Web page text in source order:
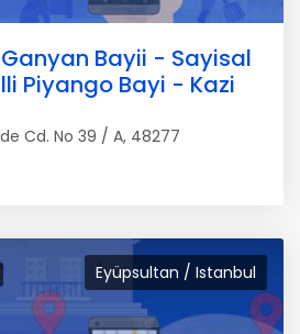
Bayii - Sayisal
Piyango Bayi - Kazi
Cd. No 39 / A, 48277
Eyüpsultan / Istanbul